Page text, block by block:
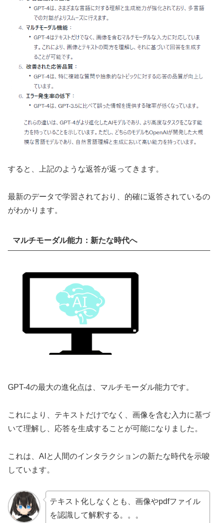
すると、上記のような返答が返ってきます。
最新のデータで学習されており、的確に返答されているの
がわかります。
マルチモーダル能力：新たな時代へ
GPT-4の最大の進化点は、マルチモーダル能力です。
これにより、テキストだけでなく、画像を含む入力に基づ
いて理解し、応答を生成することが可能になりました。
これは、AIと人間のインタラクションの新たな時代を示唆
しています。
テキスト化しなくとも、画像やpdfファイル
を認識して解釈する。。。